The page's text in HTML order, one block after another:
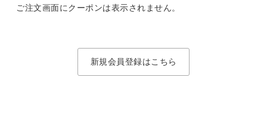
ご注文画面にクーポンは表示されません。
新規会員登録はこちら